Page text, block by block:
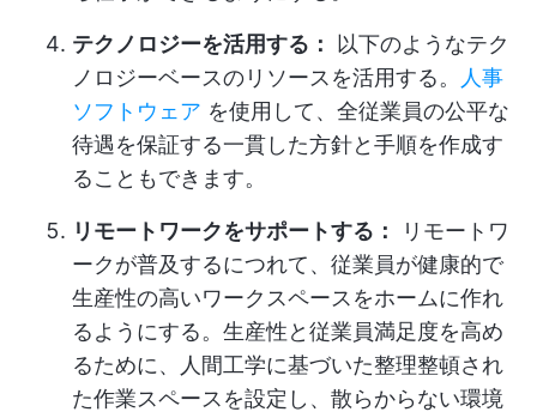
テクノロジーを活用する：
以下のようなテク
ノロジーベースのリソースを活用する。
人事
ソフトウェア を使用して、全従業員の公平な
待遇を保証する一貫した方針と手順を作成す
ることもできます。
リモートワークをサポートする：
リモートワ
ークが普及するにつれて、従業員が健康的で
生産性の高いワークスペースをホームに作れ
るようにする。生産性と従業員満足度を高め
るために、人間工学に基づいた整理整頓され
た作業スペースを設定し、散らからない環境